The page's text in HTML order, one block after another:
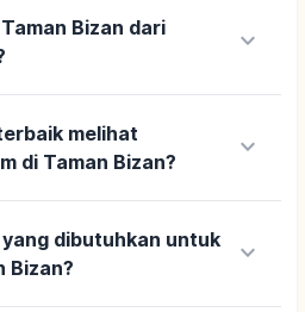
Bizan dari
keyboard_arrow_down
melihat
di Taman Bizan?
keyboard_arrow_down
dibutuhkan untuk
Bizan?
keyboard_arrow_down